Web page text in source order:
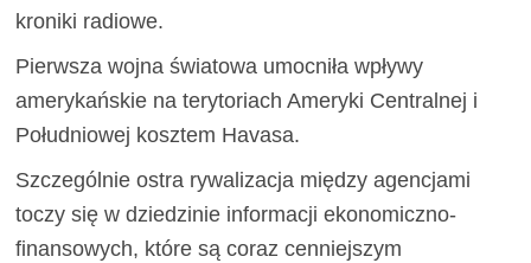
kroniki radiowe.
Pierwsza wojna światowa umocniła wpływy
amerykańskie na terytoriach Ameryki Centralnej i
Południowej kosztem Havasa.
Szczególnie ostra rywalizacja między agencjami
toczy się w dziedzinie informacji ekonomiczno-
finansowych, które są coraz cenniejszym